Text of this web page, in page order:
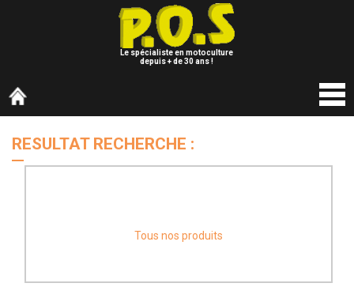
Le spécialiste en motoculture
depuis + de 30 ans !
RESULTAT RECHERCHE :
Tous nos produits